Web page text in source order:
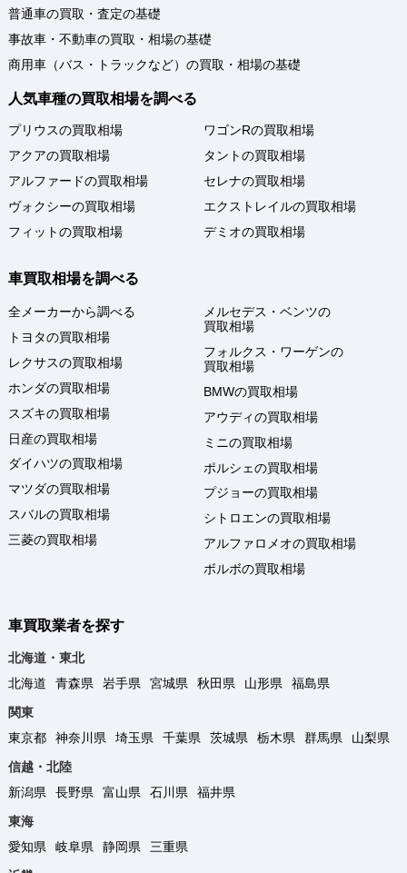
普通車の買取・査定の基礎
事故車・不動車の買取・相場の基礎
商用車（バス・トラックなど）の買取・相場の基礎
人気車種の買取相場を調べる
プリウスの買取相場
アクアの買取相場
アルファードの買取相場
ヴォクシーの買取相場
フィットの買取相場
ワゴンRの買取相場
タントの買取相場
セレナの買取相場
エクストレイルの買取相場
デミオの買取相場
車買取相場を調べる
全メーカーから調べる
トヨタの買取相場
レクサスの買取相場
ホンダの買取相場
スズキの買取相場
日産の買取相場
ダイハツの買取相場
マツダの買取相場
スバルの買取相場
三菱の買取相場
メルセデス・ベンツの
買取相場
フォルクス・ワーゲンの
買取相場
BMWの買取相場
アウディの買取相場
ミニの買取相場
ポルシェの買取相場
プジョーの買取相場
シトロエンの買取相場
アルファロメオの買取相場
ボルボの買取相場
車買取業者を探す
北海道・東北
北海道
青森県 岩手県 宮城県 秋田県 山形県
福島県
関東
東京都
神奈川県 埼玉県 千葉県 茨城県 栃木県 群馬県
山梨県
信越・北陸
新潟県
長野県 富山県 石川県
福井県
東海
愛知県
岐阜県 静岡県
三重県